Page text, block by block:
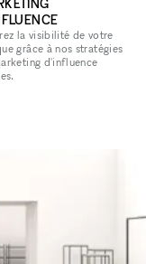
la visibilité de votre
grâce à nos stratégies
d'influence